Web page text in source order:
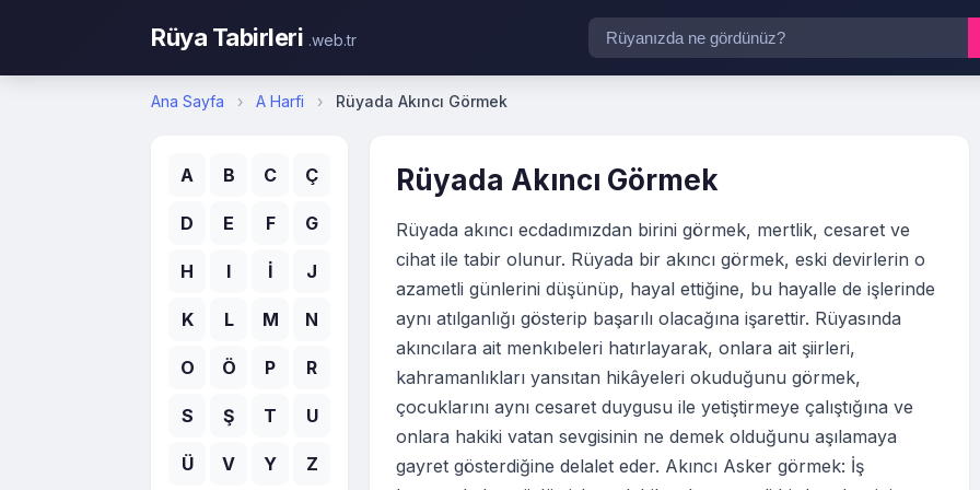
Rüya Tabirleri .web.tr
Ana Sayfa › A Harfi › Rüyada Akıncı Görmek
A B C Ç
D E F G
H I İ J
K L M N
O Ö P R
S Ş T U
Ü V Y Z
Rüyada Akıncı Görmek
Rüyada akıncı ecdadımızdan birini görmek, mertlik, cesaret ve
cihat ile tabir olunur. Rüyada bir akıncı görmek, eski devirlerin o
azametli günlerini düşünüp, hayal ettiğine, bu hayalle de işlerinde
aynı atılganlığı gösterip başarılı olacağına işarettir. Rüyasında
akıncılara ait menkıbeleri hatırlayarak, onlara ait şiirleri,
kahramanlıkları yansıtan hikâyeleri okuduğunu görmek,
çocuklarını aynı cesaret duygusu ile yetiştirmeye çalıştığına ve
onlara hakiki vatan sevgisinin ne demek olduğunu aşılamaya
gayret gösterdiğine delalet eder. Akıncı Asker görmek: İş